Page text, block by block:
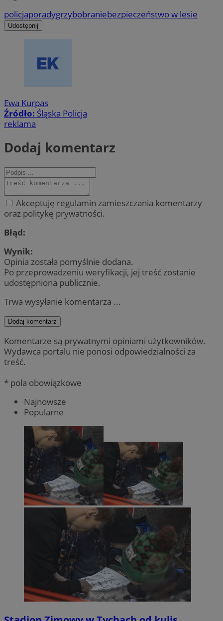
policjaporadygrzybobraniebezpieczeństwo w lesie
Udostępnij
Ewa Kurpas
Źródło: Śląska Policja
reklama
Dodaj komentarz
Akceptuję regulamin zamieszczania komentarzy
oraz politykę prywatności.
Błąd:
Wynik:
Opinia została pomyślnie dodana.
Po przeprowadzeniu weryfikacji, jej treść zostanie
udostępniona publicznie.
Trwa wysyłanie komentarza ...
Dodaj komentarz
Komentarze są prywatnymi opiniami użytkowników.
Wydawca portalu nie ponosi odpowiedzialności za
treść.
* pola obowiązkowe
Najnowsze
Popularne